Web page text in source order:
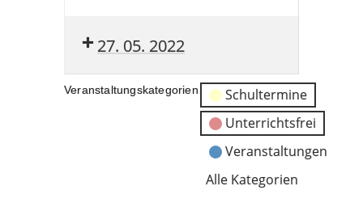
27. 05. 2022
Veranstaltungskategorien
Schultermine
Unterrichtsfrei
Veranstaltungen
Alle Kategorien